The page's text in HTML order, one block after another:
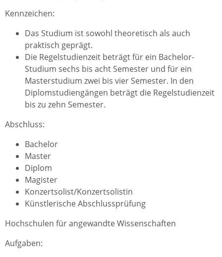
Kennzeichen:
Das Studium ist sowohl theoretisch als auch
praktisch geprägt.
Die Regelstudienzeit beträgt für ein Bachelor-
Studium sechs bis acht Semester und für ein
Masterstudium zwei bis vier Semester. In den
Diplomstudiengängen beträgt die Regelstudienzeit
bis zu zehn Semester.
Abschluss:
Bachelor
Master
Diplom
Magister
Konzertsolist/Konzertsolistin
Künstlerische Abschlussprüfung
Hochschulen für angewandte Wissenschaften
Aufgaben: